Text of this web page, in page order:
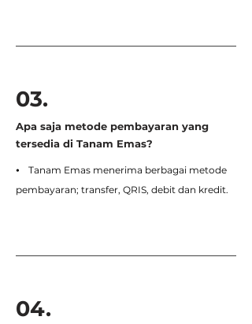
03.
Apa saja metode pembayaran yang
tersedia di Tanam Emas?
⦁ Tanam Emas menerima berbagai metode
pembayaran; transfer, QRIS, debit dan kredit.
04.